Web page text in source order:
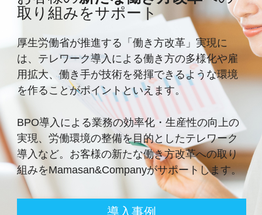
取り組みをサポート
厚生労働省が推進する「働き方改革」実現に
は、テレワーク導入による働き方の多様化や雇
用拡大、働き手が技術を発揮できるような環境
を作ることがポイントといえます。
BPO導入による業務の効率化・生産性の向上の
実現、労働環境の整備を目的としたテレワーク
導入など。 お客様の新たな働き方改革への取り
組みをMamasan&Companyがサポートします。
導入事例